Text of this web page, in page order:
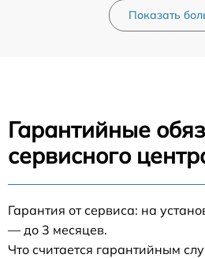
Показать
Гарантийные
сервисного
Гарантия от сервиса: на
— до 3 месяцев.
Что считается гарантийным